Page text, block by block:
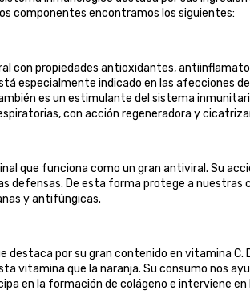
componentes encontramos los siguientes:
con propiedades antioxidantes,
especialmente indicado en las afecciones
es un estimulante del sistema
con acción regeneradora y
que funciona como un gran antiviral. Su
defensas. De esta forma protege a nuestras
y antifúngicas.
destaca por su gran contenido en vitamina C.
vitamina que la naranja. Su consumo nos
en la formación de colágeno e interviene en